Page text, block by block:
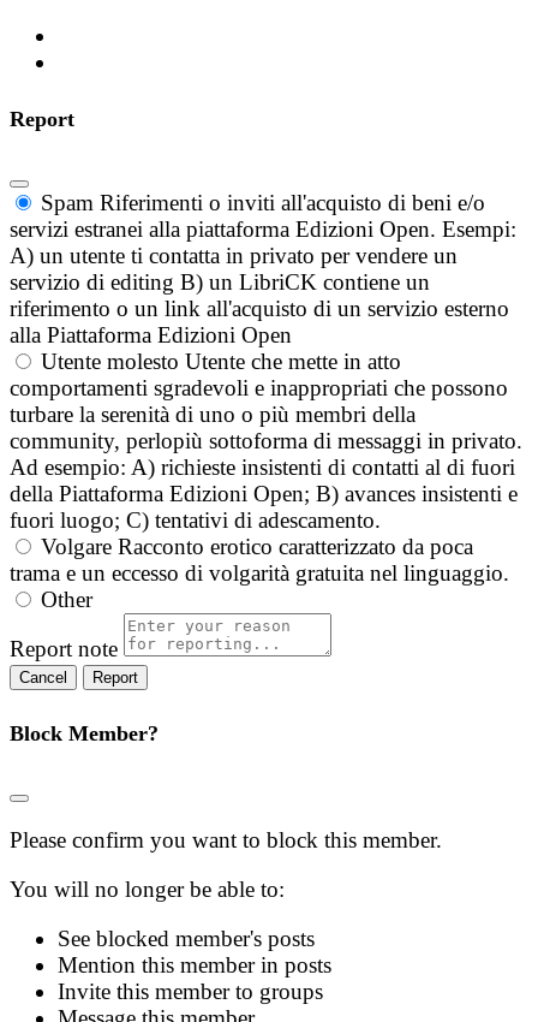
Report
Spam Riferimenti o inviti all'acquisto di beni e/o
servizi estranei alla piattaforma Edizioni Open. Esempi:
A) un utente ti contatta in privato per vendere un
servizio di editing B) un LibriCK contiene un
riferimento o un link all'acquisto di un servizio esterno
alla Piattaforma Edizioni Open
Utente molesto Utente che mette in atto
comportamenti sgradevoli e inappropriati che possono
turbare la serenità di uno o più membri della
community, perlopiù sottoforma di messaggi in privato.
Ad esempio: A) richieste insistenti di contatti al di fuori
della Piattaforma Edizioni Open; B) avances insistenti e
fuori luogo; C) tentativi di adescamento.
Volgare Racconto erotico caratterizzato da poca
trama e un eccesso di volgarità gratuita nel linguaggio.
Other
Report note
Report
Block Member?
Please confirm you want to block this member.
You will no longer be able to:
See blocked member's posts
Mention this member in posts
Invite this member to groups